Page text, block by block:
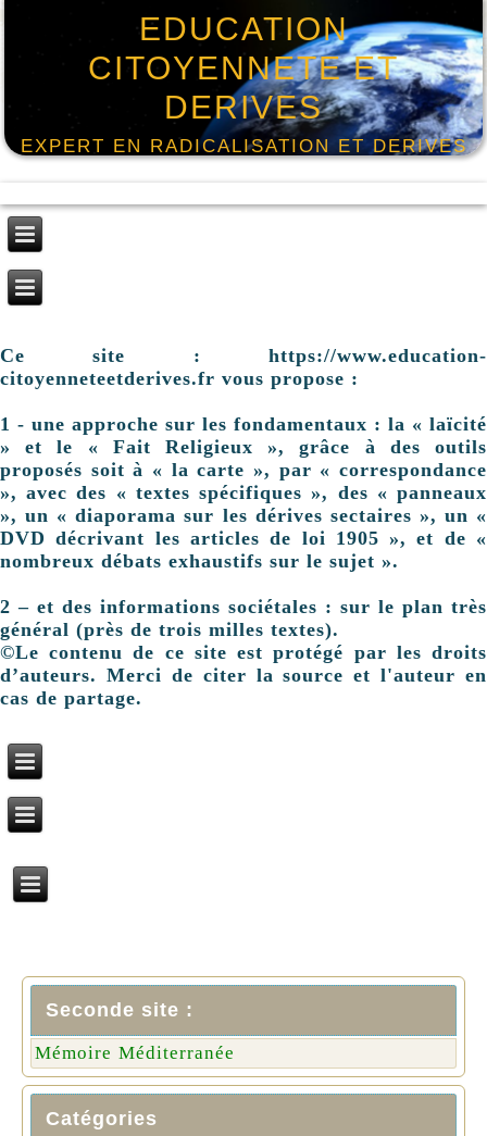
EDUCATION
CITOYENNETE ET
DERIVES
EXPERT EN RADICALISATION ET DERIVES
Ce site : https://www.education-
citoyenneteetderives.fr vous propose :
1 - une approche sur les fondamentaux : la « laïcité
» et le « Fait Religieux », grâce à des outils
proposés soit à « la carte », par « correspondance
», avec des « textes spécifiques », des « panneaux
», un « diaporama sur les dérives sectaires », un «
DVD décrivant les articles de loi 1905 », et de «
nombreux débats exhaustifs sur le sujet ».
2 – et des informations sociétales : sur le plan très
général (près de trois milles textes).
©Le contenu de ce site est protégé par les droits
d’auteurs. Merci de citer la source et l'auteur en
cas de partage.
Seconde site :
Mémoire Méditerranée
Catégories